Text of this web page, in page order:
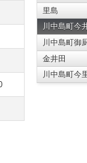
里島
川中島町今
川中島町御
金井田
川中島町今